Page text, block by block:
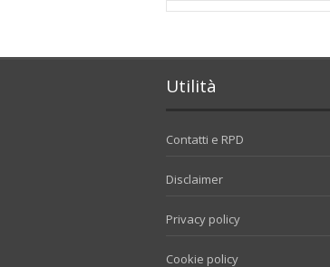
Utilità
Contatti e RPD
Disclaimer
Privacy policy
Cookie policy